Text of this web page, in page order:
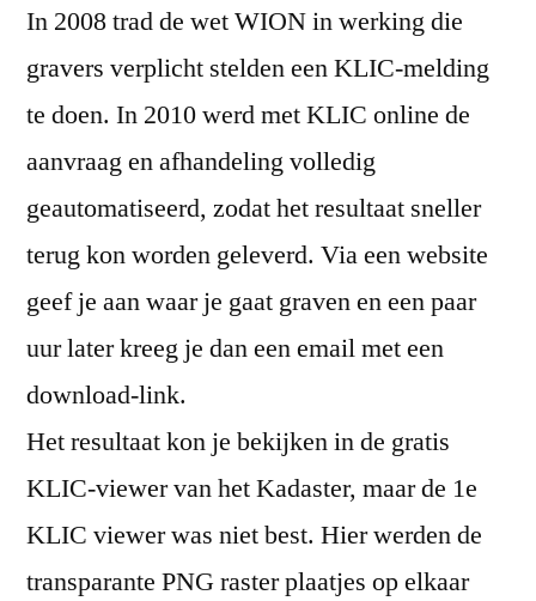
In 2008 trad de wet WION in werking die
gravers verplicht stelden een KLIC-melding
te doen. In 2010 werd met KLIC online de
aanvraag en afhandeling volledig
geautomatiseerd, zodat het resultaat sneller
terug kon worden geleverd. Via een website
geef je aan waar je gaat graven en een paar
uur later kreeg je dan een email met een
download-link.
Het resultaat kon je bekijken in de gratis
KLIC-viewer van het Kadaster, maar de 1e
KLIC viewer was niet best. Hier werden de
transparante PNG raster plaatjes op elkaar